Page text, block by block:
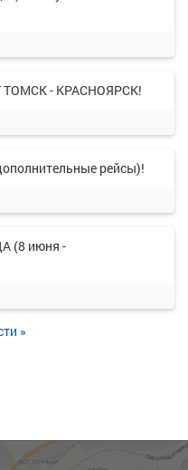
- КРАСНОЯРСК!
рейсы)!
(8 июня -
»